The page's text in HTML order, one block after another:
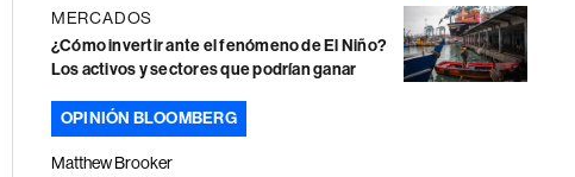
MERCADOS
¿Cómo invertir ante el fenómeno de El Niño?
Los activos y sectores que podrían ganar
OPINIÓN BLOOMBERG
Matthew Brooker